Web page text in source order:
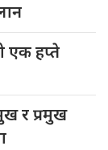
एक हप्ते
र प्रमुख